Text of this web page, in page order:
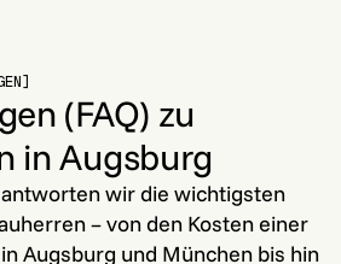
(FAQ) zu
in Augsburg
wir die wichtigsten
– von den Kosten einer
Augsburg und München bis hin